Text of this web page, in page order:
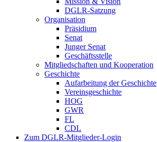
DGLR-Satzung
Organisation
Präsidium
Senat
Junger Senat
Geschäftsstelle
Mitgliedschaften und Kooperation
Geschichte
Aufarbeitung der Geschichte
Vereinsgeschichte
HOG
GWR
FL
CDL
Zum DGLR-Mitglieder-Login